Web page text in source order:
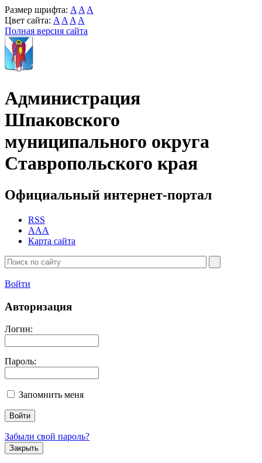
Размер шрифта: A A A
Цвет сайта: A A A A
Полная версия сайта
Администрация
Шпаковского
муниципального округа
Ставропольского края
Официальный интернет-портал
RSS
AAA
Карта сайта
Войти
Авторизация
Логин:
Пароль:
Запомнить меня
Забыли свой пароль?
Закрыть